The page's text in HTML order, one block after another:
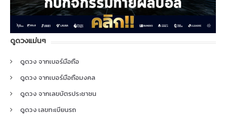
ดูดวงแม่นๆ
ดูดวง จากเบอร์มือถือ
ดูดวง จากเบอร์มือถือมงคล
ดูดวง จากเลขบัตรประชาชน
ดูดวง เลขทะเบียนรถ